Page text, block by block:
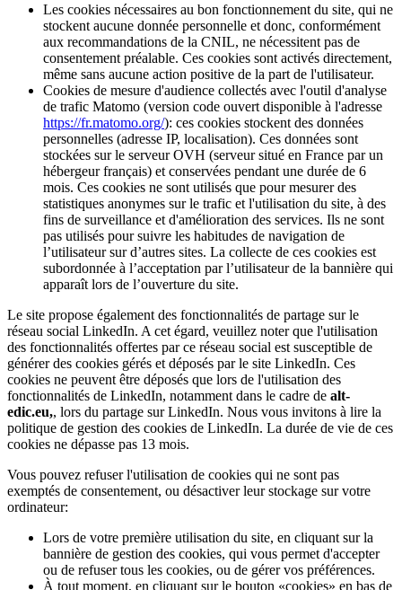
Les cookies nécessaires au bon fonctionnement du site, qui ne
stockent aucune donnée personnelle et donc, conformément
aux recommandations de la CNIL, ne nécessitent pas de
consentement préalable. Ces cookies sont activés directement,
même sans aucune action positive de la part de l'utilisateur.
Cookies de mesure d'audience collectés avec l'outil d'analyse
de trafic Matomo (version code ouvert disponible à l'adresse
https://fr.matomo.org/): ces cookies stockent des données
personnelles (adresse IP, localisation). Ces données sont
stockées sur le serveur OVH (serveur situé en France par un
hébergeur français) et conservées pendant une durée de 6
mois. Ces cookies ne sont utilisés que pour mesurer des
statistiques anonymes sur le trafic et l'utilisation du site, à des
fins de surveillance et d'amélioration des services. Ils ne sont
pas utilisés pour suivre les habitudes de navigation de
l’utilisateur sur d’autres sites. La collecte de ces cookies est
subordonnée à l’acceptation par l’utilisateur de la bannière qui
apparaît lors de l’ouverture du site.
Le site propose également des fonctionnalités de partage sur le
réseau social LinkedIn. A cet égard, veuillez noter que l'utilisation
des fonctionnalités offertes par ce réseau social est susceptible de
générer des cookies gérés et déposés par le site LinkedIn. Ces
cookies ne peuvent être déposés que lors de l'utilisation des
fonctionnalités de LinkedIn, notamment dans le cadre de alt-
edic.eu,, lors du partage sur LinkedIn. Nous vous invitons à lire la
politique de gestion des cookies de LinkedIn. La durée de vie de ces
cookies ne dépasse pas 13 mois.
Vous pouvez refuser l'utilisation de cookies qui ne sont pas
exemptés de consentement, ou désactiver leur stockage sur votre
ordinateur:
Lors de votre première utilisation du site, en cliquant sur la
bannière de gestion des cookies, qui vous permet d'accepter
ou de refuser tous les cookies, ou de gérer vos préférences.
À tout moment, en cliquant sur le bouton «cookies» en bas de